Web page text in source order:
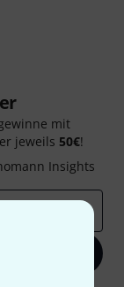
mit
jeweils 50€!
Insights